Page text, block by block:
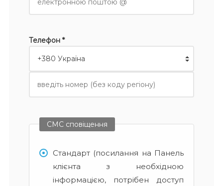
Телефон *
СМС сповіщення
Стандарт (посилання на Панель
клієнта з необхідною
інформацією, потрібен доступ